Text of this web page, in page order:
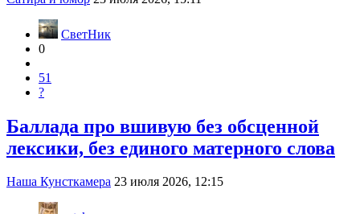
СветНик
0
51
?
Баллада про вшивую без обсценной
лексики, без единого матерного слова
Наша Кунсткамера 23 июля 2026, 12:15